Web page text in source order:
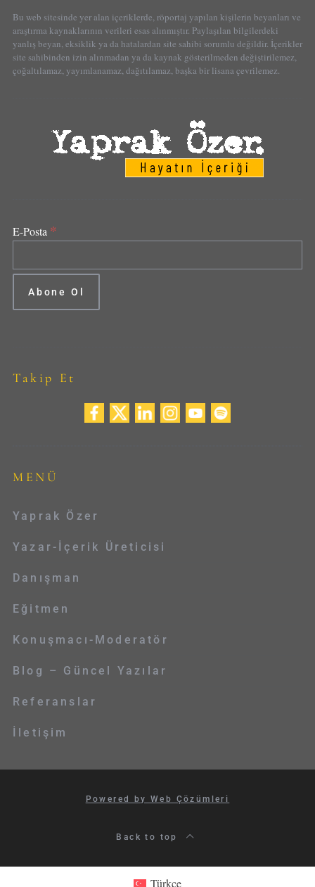
Bu web sitesinde yer alan içeriklerde, röportaj yapılan kişilerin beyanları ve
araştırma kaynaklarının verileri esas alınmıştır. Paylaşılan bilgilerdeki
yanlış beyan, eksiklik ya da hatalardan site sahibi sorumlu değildir. İçerikler
site sahibinden izin alınmadan ya da kaynak gösterilmeden değiştirilemez,
çoğaltılamaz, yayımlanamaz, dağıtılamaz, başka bir lisana çevrilemez.
E-Posta *
Takip Et
MENÜ
Yaprak Özer
Yazar-İçerik Üreticisi
Danışman
Eğitmen
Konuşmacı-Moderatör
Blog – Güncel Yazılar
Referanslar
İletişim
Powered by Web Çözümleri
Back to top
Türkçe